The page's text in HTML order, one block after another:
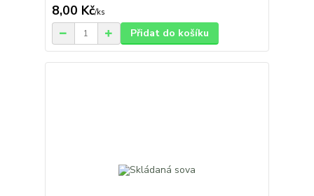
8,00 Kč/ks
Přidat do košíku